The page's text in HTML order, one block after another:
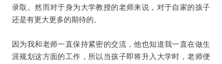
录取。然而对于身为大学教授的老师来说，对于自家的孩子
还是有更大更多的期待的。
因为我和老师一直保持紧密的交流，他也知道我一直在做生
涯规划这方面的工作，所以当孩子即将升入大学时，老师便